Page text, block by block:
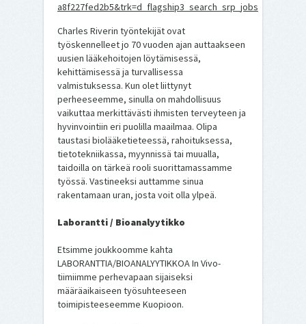
a8f227fed2b5&trk=d_flagship3_search_srp_jobs
Charles Riverin työntekijät ovat
työskennelleet jo 70 vuoden ajan auttaakseen
uusien lääkehoitojen löytämisessä,
kehittämisessä ja turvallisessa
valmistuksessa. Kun olet liittynyt
perheeseemme, sinulla on mahdollisuus
vaikuttaa merkittävästi ihmisten terveyteen ja
hyvinvointiin eri puolilla maailmaa. Olipa
taustasi biolääketieteessä, rahoituksessa,
tietotekniikassa, myynnissä tai muualla,
taidoilla on tärkeä rooli suorittamassamme
työssä. Vastineeksi auttamme sinua
rakentamaan uran, josta voit olla ylpeä.
Laborantti / Bioanalyytikko
Etsimme joukkoomme kahta
LABORANTTIA/BIOANALYYTIKKOA In Vivo-
tiimiimme perhevapaan sijaiseksi
määräaikaiseen työsuhteeseen
toimipisteeseemme Kuopioon.